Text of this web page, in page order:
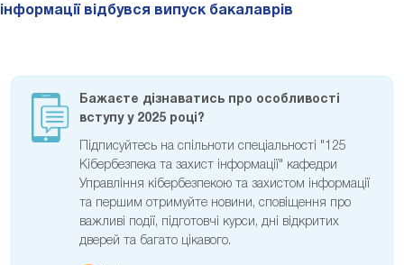
інформації відбувся випуск бакалаврів
Бажаєте дізнаватись про особливості
вступу у 2025 році?
Підписуйтесь на спільноти спеціальності "125
Кібербезпека та захист інформації" кафедри
Управління кібербезпекою та захистом інформації
та першим отримуйте новини, сповіщення про
важливі події, підготовчі курси, дні відкритих
дверей та багато цікавого.